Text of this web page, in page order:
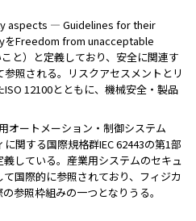
aspects — Guidelines for their
Freedom from unacceptable
と）と定義しており、安全に関連す
照される。リスクアセスメントとリ
12100とともに、機械安全・製品
オートメーション・制御システム
に関する国際規格群IEC 62443の第1部
している。産業用システムのセキュ
国際的に参照されており、フィジカ
参照枠組みの一つとなりうる。